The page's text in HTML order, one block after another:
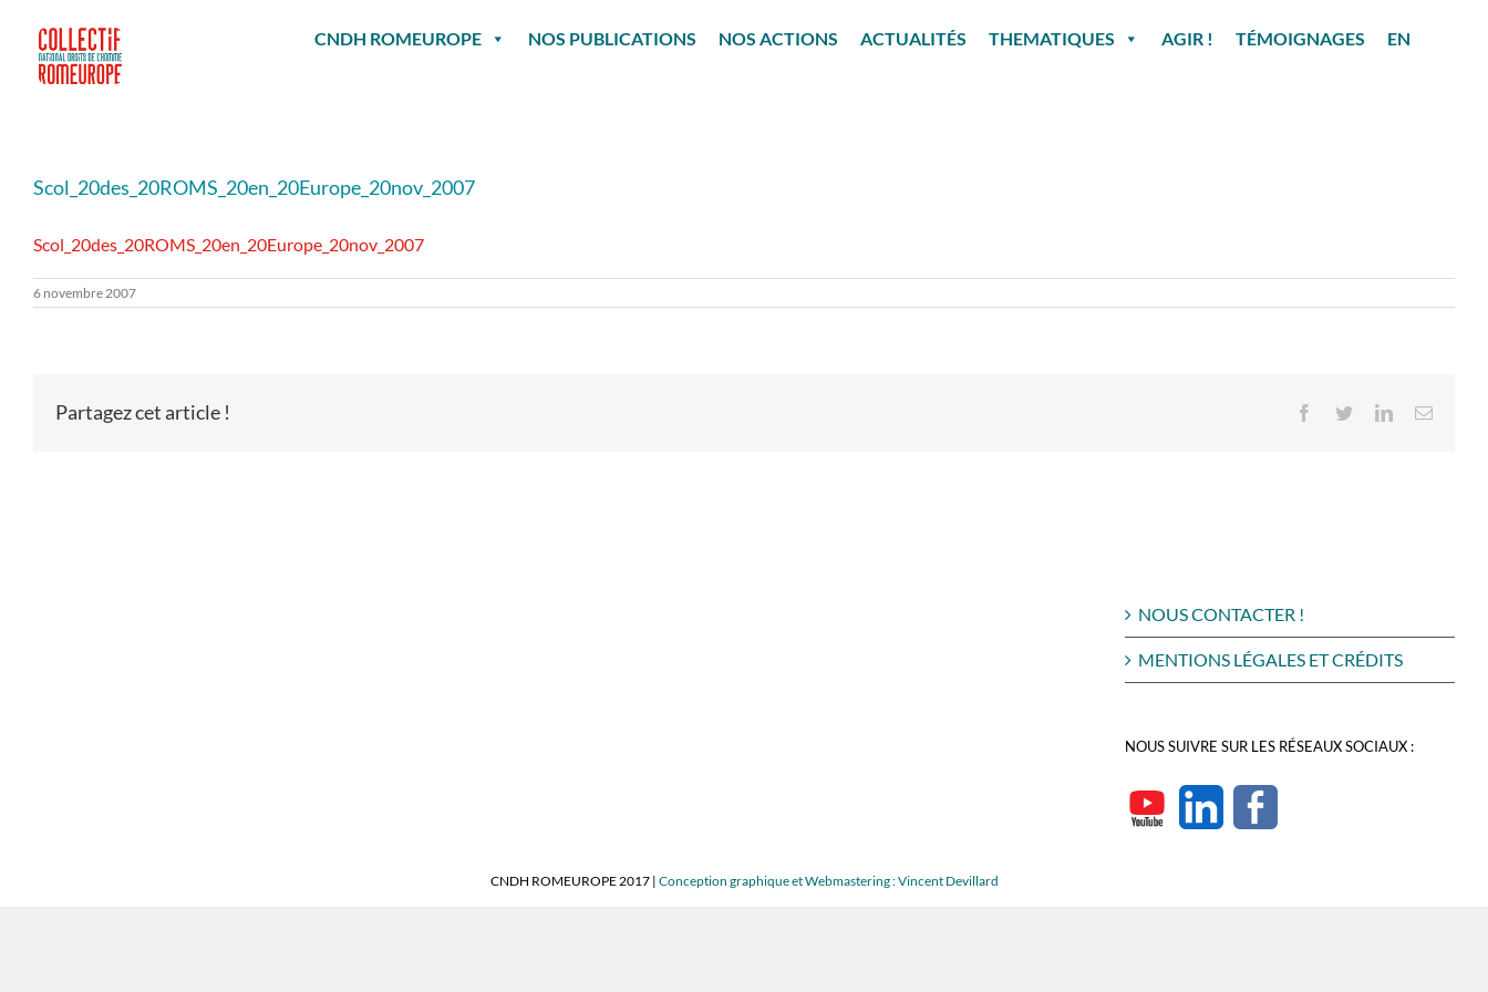
contenu
CNDH ROMEUROPE NOS PUBLICATIONS NOS ACTIONS ACTUALITÉS THEMATIQUES AGIR ! TÉMOIGNAGES EN
Scol_20des_20ROMS_20en_20Europe_20nov_2007
Scol_20des_20ROMS_20en_20Europe_20nov_2007
6 novembre 2007
Partagez cet article ! Facebook
TwitterLinkedInEmail
NOUS CONTACTER !
MENTIONS LÉGALES ET CRÉDITS
NOUS SUIVRE SUR LES RÉSEAUX SOCIAUX :
CNDH ROMEUROPE 2017 | Conception graphique et Webmastering : Vincent Devillard